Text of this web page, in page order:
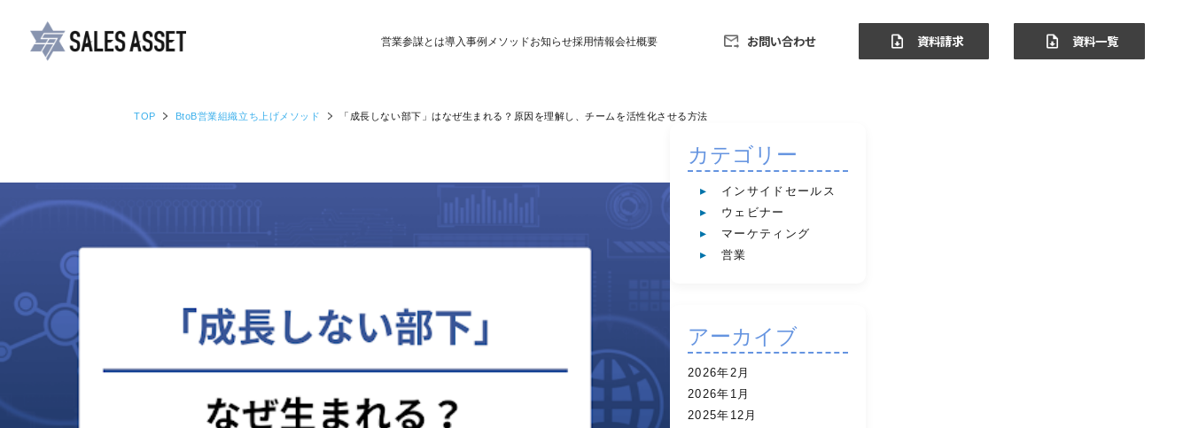
営業参謀とは導入事例 メソッドお知らせ採用情報会社概要 お問い合わせ 資料請求 資料一覧
TOP BtoB営業組織立ち上げメソッド 「成長しない部下」はなぜ生まれる？原因を理解し、チームを活性化させる方法
カテゴリー
インサイドセールス
ウェビナー
マーケティング
営業
アーカイブ
2026年2月
2026年1月
2025年12月